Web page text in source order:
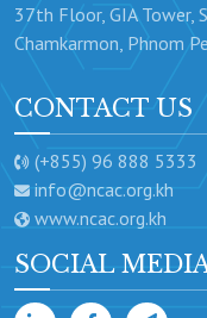
37th Floor, GIA Tower,
Chamkarmon, Phnom
CONTACT US
(+855) 96 888 5333
info@ncac.org.kh
www.ncac.org.kh
SOCIAL